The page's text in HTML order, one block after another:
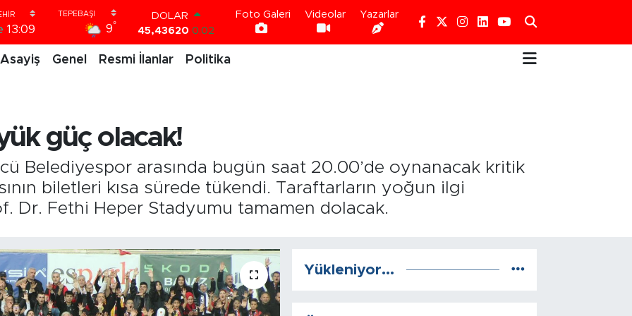
13:09 9°
DOLAR
45,43620 0.02
EURO
53,38690 0.19
BİST100
14.598,00
BITCOIN
Foto Galeri Videolar Yazarlar
Asayiş Genel Resmi İlanlar Politika
güç olacak!
Belediyespor arasında bugün saat 20.00’de oynanacak kritik
biletleri kısa sürede tükendi. Taraftarların yoğun ilgi
Dr. Fethi Heper Stadyumu tamamen dolacak.
Yükleniyor...